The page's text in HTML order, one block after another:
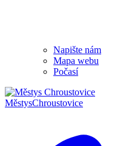
Napište nám
Mapa webu
Počasí
MěstysChroustovice